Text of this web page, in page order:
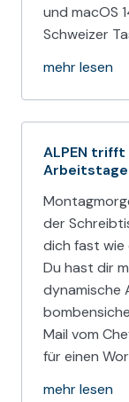
und macOS
Schweizer
mehr lesen
ALPEN
der
dich fast
Du hast dir
dynamische
Mail vom
für einen
mehr lesen